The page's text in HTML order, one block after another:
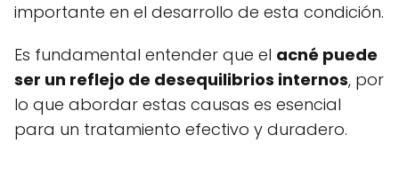
importante en el desarrollo de esta condición.
Es fundamental entender que el acné puede
ser un reflejo de desequilibrios internos, por
lo que abordar estas causas es esencial
para un tratamiento efectivo y duradero.